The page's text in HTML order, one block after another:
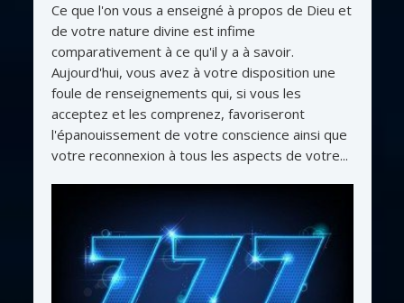
Ce que l'on vous a enseigné à propos de Dieu et
de votre nature divine est infime
comparativement à ce qu'il y a à savoir.
Aujourd'hui, vous avez à votre disposition une
foule de renseignements qui, si vous les
acceptez et les comprenez, favoriseront
l'épanouissement de votre conscience ainsi que
votre reconnexion à tous les aspects de votre...